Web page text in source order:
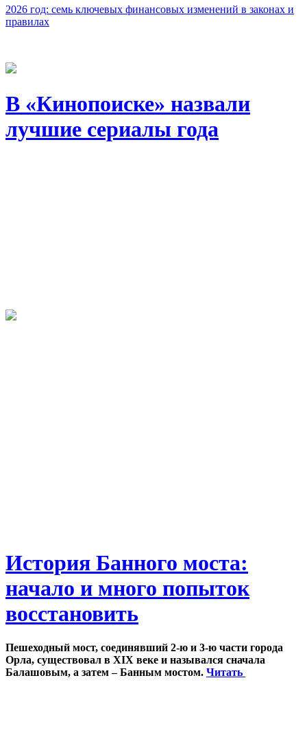
2026 год: семь ключевых финансовых изменений в законах и
правилах
В «Кинопоиске» назвали
лучшие сериалы года
История Банного моста:
начало и много попыток
восстановить
Пешеходный мост, соединявший 2-ю и 3-ю части города
Орла, существовал в XIX веке и назывался сначала
Балашовым, а затем – Банным мостом. Читать